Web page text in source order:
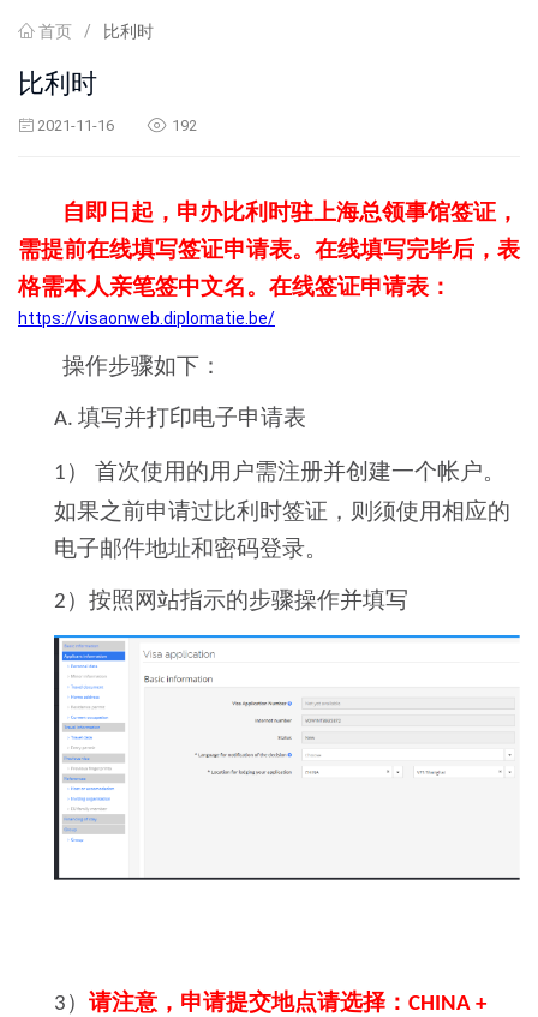
首页 / 比利时
比利时
2021-11-16 192
自即日起，申办比利时驻上海总领事馆签证，
需提前在线填写签证申请表。在线填写完毕后， 表
格需本人亲笔签中文名。在线签证申请表：
https://visaonweb.diplomatie.be/
操作步骤如下：
A. 填写并打印电子申请表
1 ） 首次使用的用户需注册并创建一个帐户。
如果之前申请过比利时签证，则须使用相应的
电子邮件地址和密码登录。
2 ）按照网站指示的步骤操作并填写
3 ） 请注意，申请提交地点请选择： CHINA +